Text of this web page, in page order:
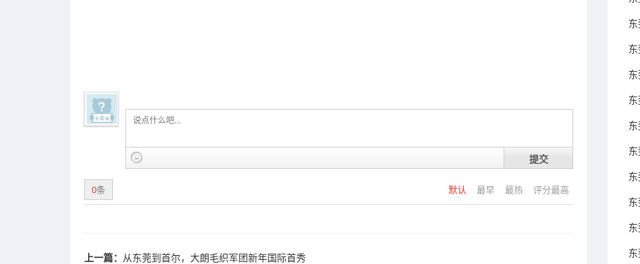
提交
默认 最早 最热 评分最高
0条
上一篇： 从东莞到首尔，大朗毛织军团新年国际首秀